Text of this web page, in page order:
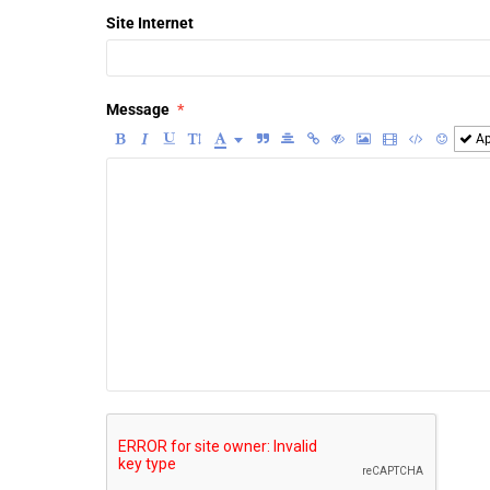
Site Internet
Message